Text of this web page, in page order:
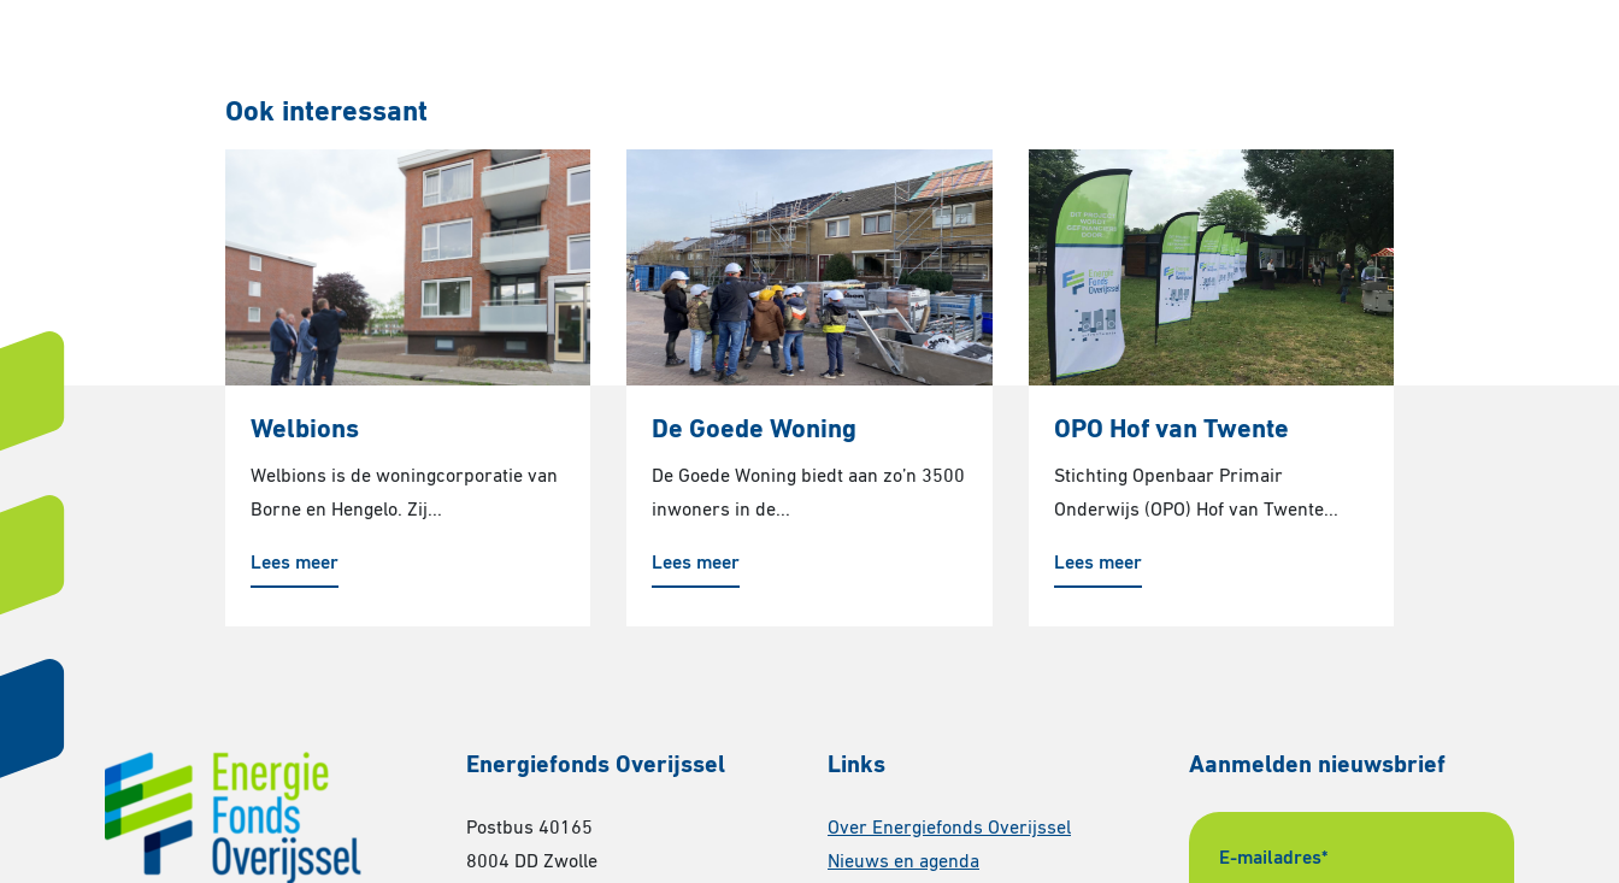
Ook interessant
Welbions
Welbions is de woningcorporatie van
Borne en Hengelo. Zij...
Lees meer
De Goede Woning
De Goede Woning biedt aan zo’n 3500
inwoners in de...
Lees meer
OPO Hof van Twente
Stichting Openbaar Primair
Onderwijs (OPO) Hof van Twente...
Lees meer
Energiefonds Overijssel
Postbus 40165
8004 DD Zwolle
Links
Over Energiefonds Overijssel
Nieuws en agenda
Aanmelden nieuwsbrief
E-mailadres*